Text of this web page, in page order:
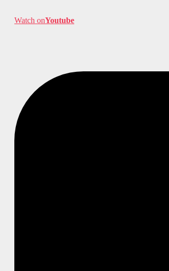
Watch onYoutube